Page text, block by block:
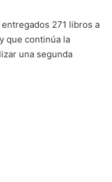
271 libros a
que continúa la
una segunda